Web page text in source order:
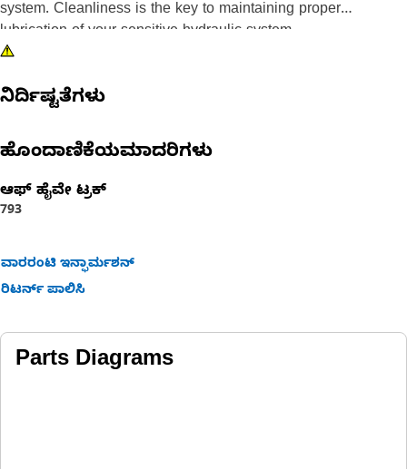
system. Cleanliness is the key to maintaining proper
lubrication of your sensitive hydraulic system.
ನಿರ್ದಿಷ್ಟತೆಗಳು
ಹೊಂದಾಣಿಕೆಯಮಾದರಿಗಳು
ಆಫ್ ಹೈವೇ ಟ್ರಕ್​
793
ವಾರರಂಟಿ ಇನ್ಫಾರ್ಮಶನ್
ರಿಟರ್ನ್ ಪಾಲಿಸಿ
Parts Diagrams